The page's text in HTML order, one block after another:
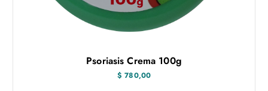
Psoriasis Crema 100g
$ 780,00